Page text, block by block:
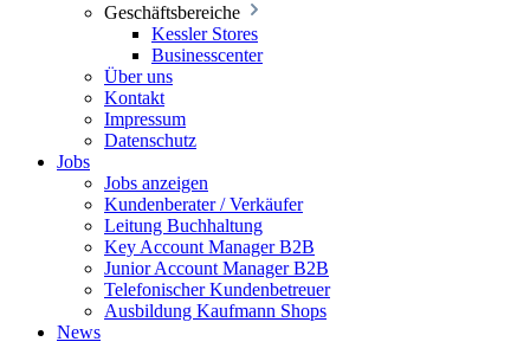
Geschäftsbereiche
Kessler Stores
Businesscenter
Über uns
Kontakt
Impressum
Datenschutz
Jobs
Jobs anzeigen
Kundenberater / Verkäufer
Leitung Buchhaltung
Key Account Manager B2B
Junior Account Manager B2B
Telefonischer Kundenbetreuer
Ausbildung Kaufmann Shops
News